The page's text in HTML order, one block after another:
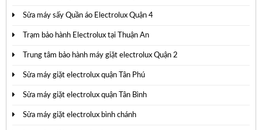
Sửa máy sấy Quần áo Electrolux Quận 4
Trạm bảo hành Electrolux tại Thuận An
Trung tâm bảo hành máy giặt electrolux Quận 2
Sửa máy giặt electrolux quận Tân Phú
Sửa máy giặt electrolux quận Tân Bình
Sửa máy giặt electrolux bình chánh